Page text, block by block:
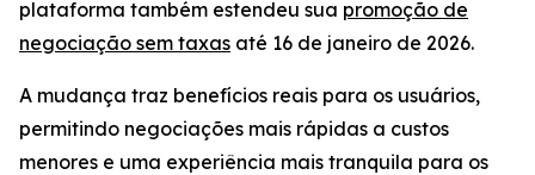
plataforma também estendeu sua promoção de
negociação sem taxas até 16 de janeiro de 2026.
A mudança traz benefícios reais para os usuários,
permitindo negociações mais rápidas a custos
menores e uma experiência mais tranquila para os